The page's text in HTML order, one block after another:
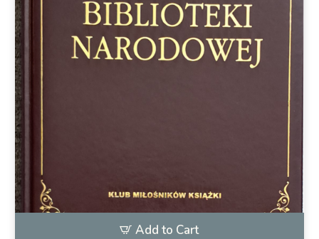
Add to Cart